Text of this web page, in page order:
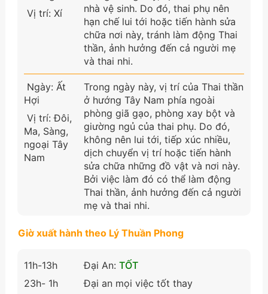
Vị trí: Xí
nhà vệ sinh. Do đó, thai phụ nên
hạn chế lui tới hoặc tiến hành sửa
chữa nơi này, tránh làm động Thai
thần, ảnh hưởng đến cả người mẹ
và thai nhi.
Ngày: Ất
Hợi
Vị trí: Đôi,
Ma, Sàng,
ngoại Tây
Nam
Trong ngày này, vị trí của Thai thần
ở hướng Tây Nam phía ngoài
phòng giã gạo, phòng xay bột và
giường ngủ của thai phụ. Do đó,
không nên lui tới, tiếp xúc nhiều,
dịch chuyển vị trí hoặc tiến hành
sửa chữa những đồ vật và nơi này.
Bởi việc làm đó có thể làm động
Thai thần, ảnh hưởng đến cả người
mẹ và thai nhi.
Giờ xuất hành theo Lý Thuần Phong
11h-13h
23h- 1h
Đại An: TỐT
Đại an mọi việc tốt thay